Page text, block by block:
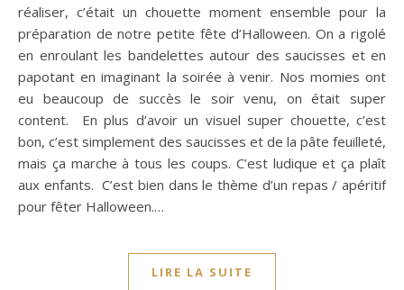
réaliser, c’était un chouette moment ensemble pour la
préparation de notre petite fête d’Halloween. On a rigolé
en enroulant les bandelettes autour des saucisses et en
papotant en imaginant la soirée à venir. Nos momies ont
eu beaucoup de succès le soir venu, on était super
content. En plus d’avoir un visuel super chouette, c’est
bon, c’est simplement des saucisses et de la pâte feuilleté,
mais ça marche à tous les coups. C’est ludique et ça plaît
aux enfants. C’est bien dans le thème d’un repas / apéritif
pour fêter Halloween.…
LIRE LA SUITE